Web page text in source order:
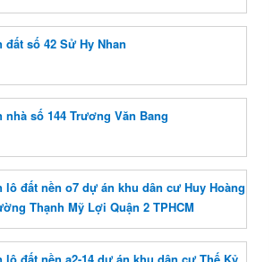
đất số 42 Sử Hy Nhan
nhà số 144 Trương Văn Bang
lô đất nền o7 dự án khu dân cư Huy Hoàng
Thạnh Mỹ Lợi Quận 2 TPHCM